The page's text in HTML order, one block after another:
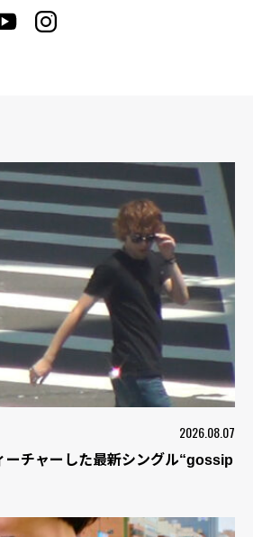
2026.08.07
チャーした最新シングル“gossip